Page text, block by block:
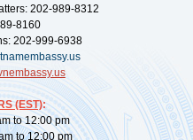
202-989-8312
8160
202-999-6938
(EST):
12:00 pm
to 12:00 pm